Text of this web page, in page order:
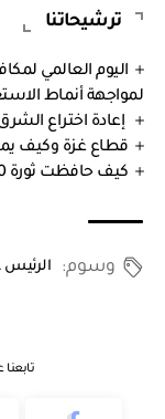
ترشيحاتنا
اليوم العالمي
لمواجهة أنماط
إعادة اختراع الشرق
قطاع غزة وكيف
كيف حافظت ثورة 30 يونيو 2013 على العالم العربي ؟
وسوم: الرئيس
تابعنا